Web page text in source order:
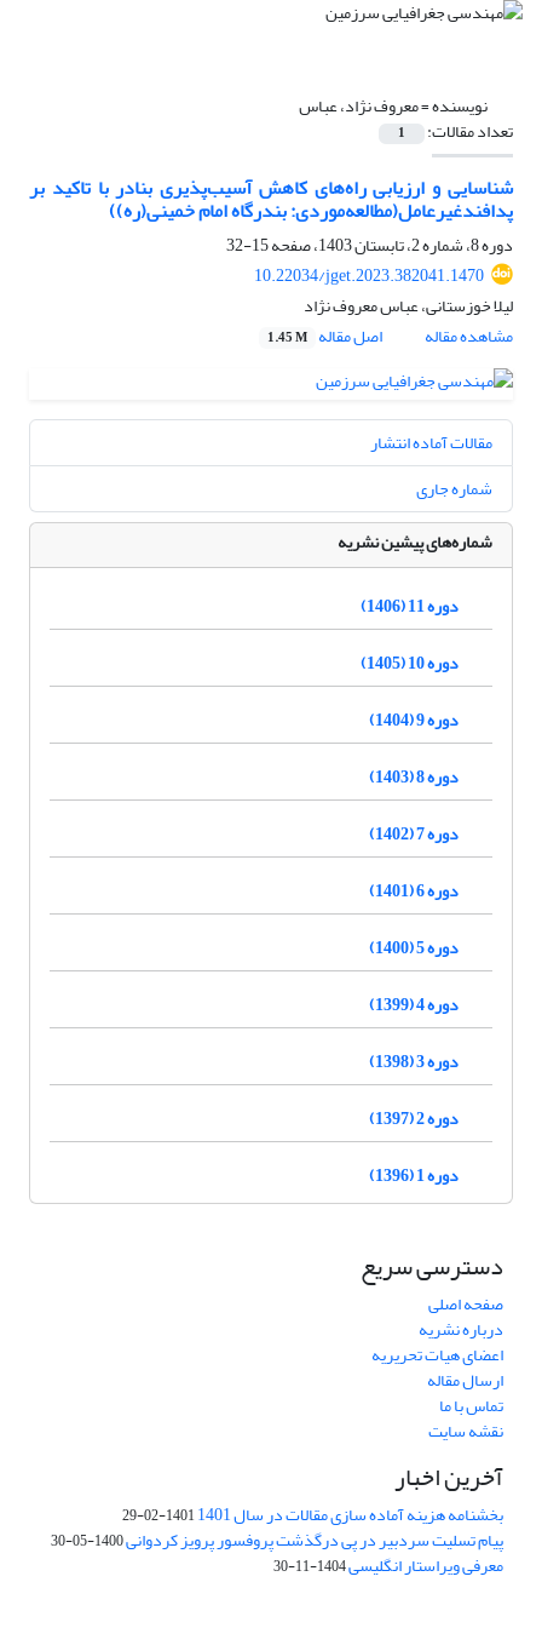
نویسنده =معروف نژاد، عباس
تعداد مقالات: 1
شناسایی و ارزیابی راه‌های کاهش آسیب‌پذیری بنادر با تاکید بر
پدافندغیرعامل(مطالعه‌موردی: بندرگاه امام خمینی(ره))
دوره 8، شماره 2، تابستان 1403، صفحه
15-32
10.22034/jget.2023.382041.1470
لیلا خوزستانی، عباس معروف نژاد
مشاهده مقاله
اصل مقاله 1.45 M
مقالات آماده انتشار
شماره جاری
شماره‌های پیشین نشریه
دوره 11 (1406)
دوره 10 (1405)
دوره 9 (1404)
دوره 8 (1403)
دوره 7 (1402)
دوره 6 (1401)
دوره 5 (1400)
دوره 4 (1399)
دوره 3 (1398)
دوره 2 (1397)
دوره 1 (1396)
دسترسی سریع
صفحه اصلی
درباره نشریه
اعضای هیات تحریریه
ارسال مقاله
تماس با ما
نقشه سایت
آخرین اخبار
بخشنامه هزینه آماده سازی مقالات در سال 1401 1401-02-29
پیام تسلیت سردبیر در پی درگذشت پروفسور پرویز کردوانی1400-05-30
معرفی ویراستار انگلیسی1404-11-30